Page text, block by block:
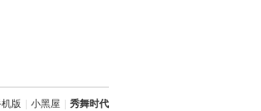
版 小黑屋 秀舞时代